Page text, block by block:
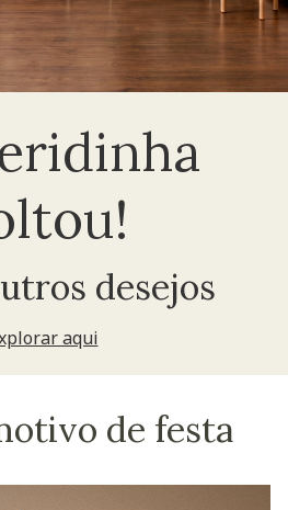
desejos
aqui
de festa